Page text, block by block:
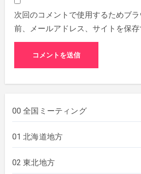
次回のコメントで使用するためブ
前、メールアドレス、サイトを保存
00 全国ミーティング
01 北海道地方
02 東北地方